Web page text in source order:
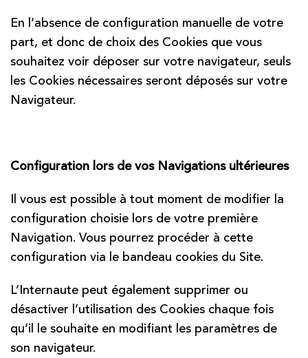
En l’absence de configuration manuelle de votre
part, et donc de choix des Cookies que vous
souhaitez voir déposer sur votre navigateur, seuls
les Cookies nécessaires seront déposés sur votre
Navigateur.
Configuration lors de vos Navigations ultérieures
Il vous est possible à tout moment de modifier la
configuration choisie lors de votre première
Navigation. Vous pourrez procéder à cette
configuration via le bandeau cookies du Site.
L’Internaute peut également supprimer ou
désactiver l’utilisation des Cookies chaque fois
qu’il le souhaite en modifiant les paramètres de
son navigateur.